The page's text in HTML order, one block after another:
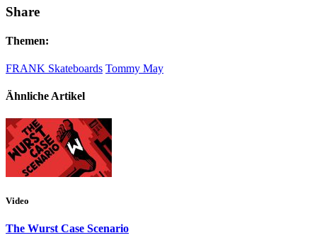
Share
Themen:
FRANK Skateboards Tommy May
Ähnliche Artikel
Video
The Wurst Case Scenario